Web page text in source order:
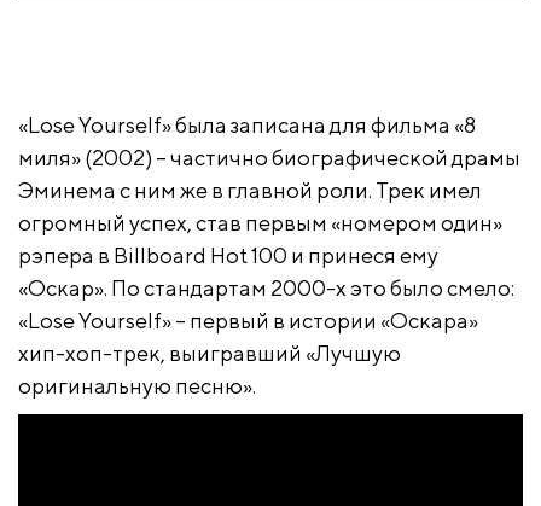
«Lose Yourself» была записана для фильма «8
миля» (2002) – частично биографической драмы
Эминема с ним же в главной роли. Трек имел
огромный успех, став первым «номером один»
рэпера в Billboard Hot 100 и принеся ему
«Оскар». По стандартам 2000-х это было смело:
«Lose Yourself» – первый в истории «Оскара»
хип-хоп-трек, выигравший «Лучшую
оригинальную песню».